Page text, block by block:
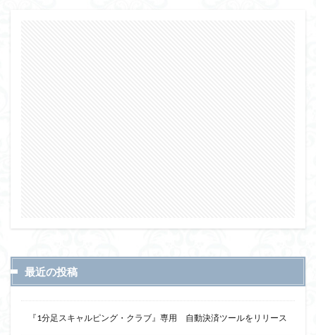
最近の投稿
『1分足スキャルピング・クラブ』専用 自動決済ツールをリリース